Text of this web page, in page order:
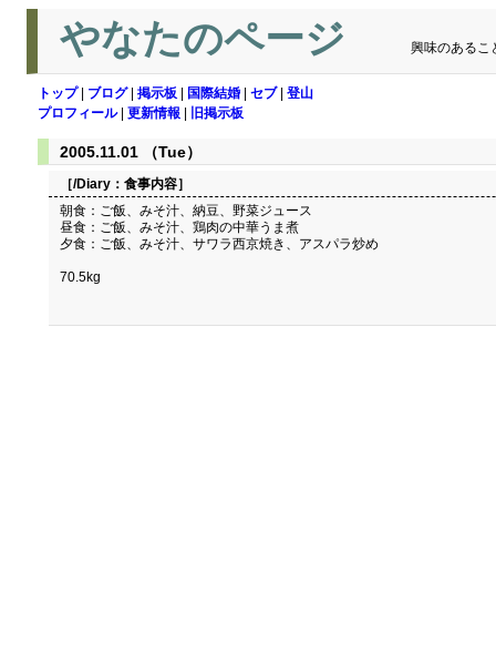
やなたのページ 興味のあるこ
トップ| ブログ| 掲示板 国際結婚 セブ| 登山
プロフィール| 更新情報 旧掲示板
2005.11.01 （Tue）
［/Diary： 食事内容］
朝食：ご飯、みそ汁、納豆、野菜ジュース
昼食：ご飯、みそ汁、鶏肉の中華うま煮
夕食：ご飯、みそ汁、サワラ西京焼き、アスパラ炒め
70.5kg